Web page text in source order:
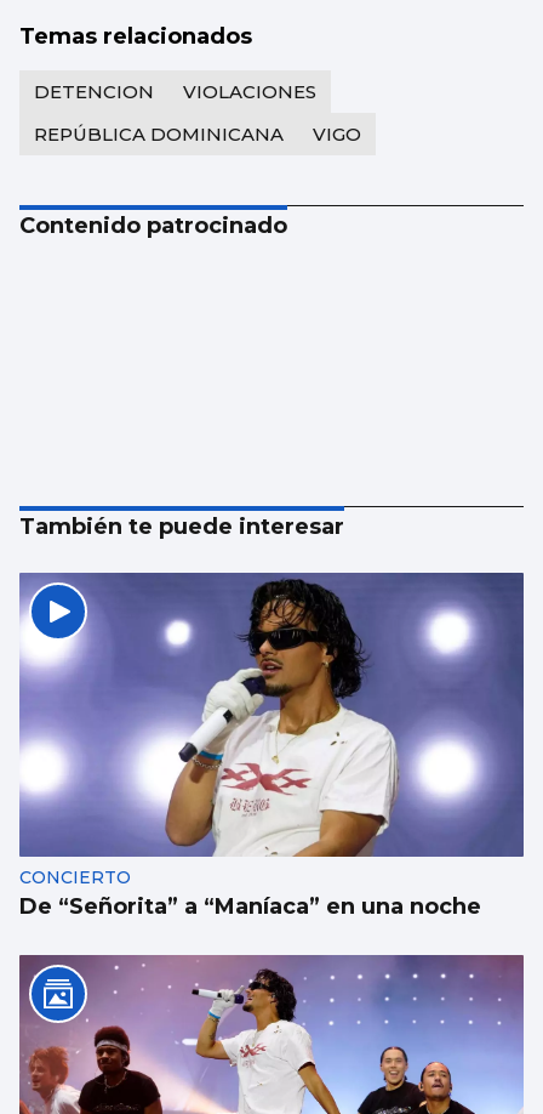
Temas relacionados
DETENCION
VIOLACIONES
REPÚBLICA DOMINICANA
VIGO
Contenido patrocinado
También te puede interesar
CONCIERTO
De “Señorita” a “Maníaca” en una noche